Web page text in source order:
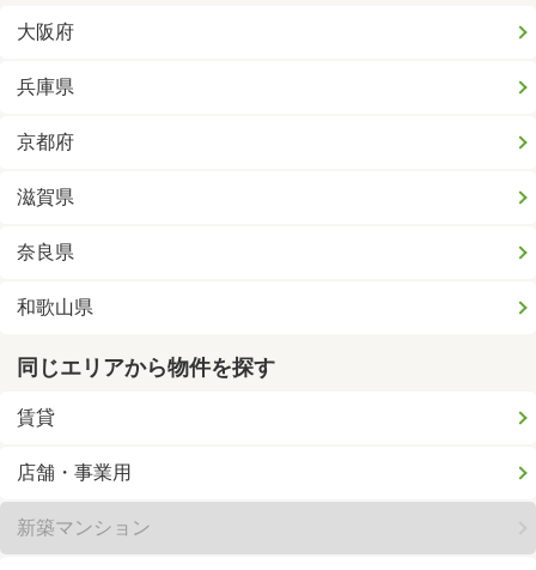
大阪府
兵庫県
京都府
滋賀県
奈良県
和歌山県
同じエリアから物件を探す
賃貸
店舗・事業用
新築マンション